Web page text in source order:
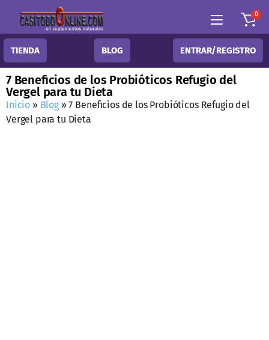
0
TIENDA BLOG ENTRAR/REGISTRO
7 Beneficios de los Probióticos Refugio del
Vergel para tu Dieta
Inicio » Blog»7 Beneficios de los Probióticos Refugio del
Vergel para tu Dieta